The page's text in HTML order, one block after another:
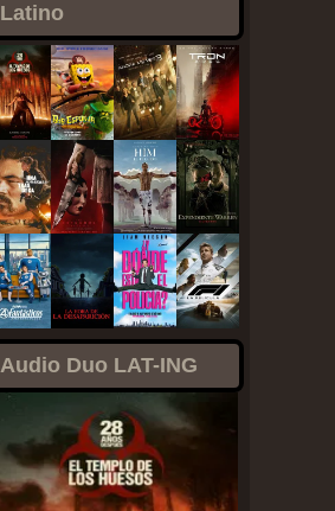
Latino
Audio Duo LAT-ING